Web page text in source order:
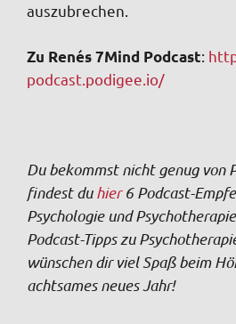
auszubrechen.
Zu Renés 7Mind Podcast:
podcast.podigee.io/
Du bekommst nicht genug von
findest duhier6 Podcast-
Psychologie und
Podcast-Tipps zu
wünschen dir viel Spaß beim
achtsames neues Jahr!